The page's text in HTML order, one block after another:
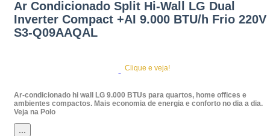
Ar Condicionado Split Hi-Wall LG Dual
Inverter Compact +AI 9.000 BTU/h Frio 220V
S3-Q09AAQAL
Clique e veja!
Ar-condicionado hi wall LG 9.000 BTUs para quartos, home offices e
ambientes compactos. Mais economia de energia e conforto no dia a dia.
Veja na Polo
...